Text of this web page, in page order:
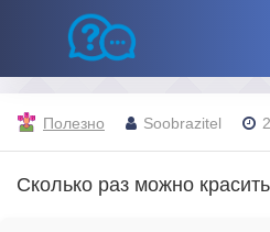
Полезно Soobrazitel
Сколько раз можно